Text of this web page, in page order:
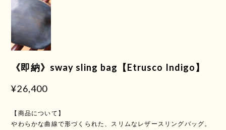
《即納》sway sling bag【Etrusco Indigo】
¥26,400
【商品について】
やわらかな曲線で形づくられた、スリムなレザースリングバッグ。